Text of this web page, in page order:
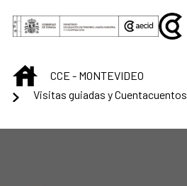
Skip to Main Content
INICIOCCE - MONTEVIDEO
Visitas guiadas y Cuentacuentos